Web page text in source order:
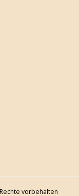
vorbehalten